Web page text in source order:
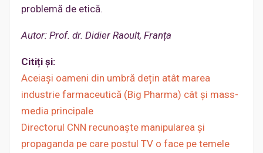
problemă de etică.
Autor: Prof. dr. Didier Raoult, Franța
Citiți și:
Aceiași oameni din umbră dețin atât marea
industrie farmaceutică (Big Pharma) cât și mass-
media principale
Directorul CNN recunoaște manipularea şi
propaganda pe care postul TV o face pe temele